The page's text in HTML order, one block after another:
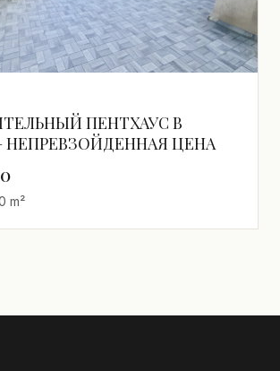
ПЕНТХАУС В
НЕПРЕВЗОЙДЕННАЯ ЦЕНА
m²